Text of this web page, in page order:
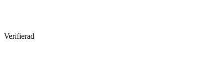
Verifierad